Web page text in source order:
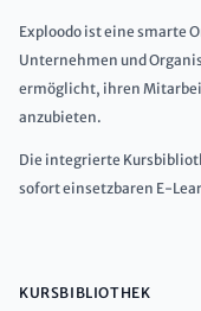
Exploodo ist eine smarte
Unternehmen und
ermöglicht, ihren
anzubieten.
Die integrierte
sofort einsetzbaren E-
KURSBIBLIOTHEK